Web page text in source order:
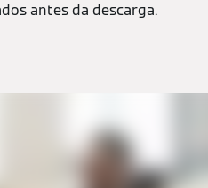
antes da descarga.